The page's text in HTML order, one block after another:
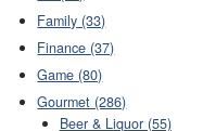
Family (33)
Finance (37)
Game (80)
Gourmet (286)
Beer & Liquor (55)